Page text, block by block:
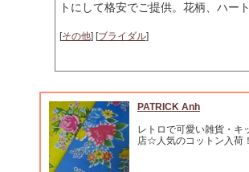
トにして格安でご提供。花柄、ハー
[その他] [ブライダル]
PATRICK Anh
レトロで可愛い雑貨・キ
店☆人気のコットン入荷！